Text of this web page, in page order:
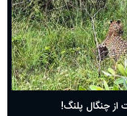
از چنگال پلنگ!